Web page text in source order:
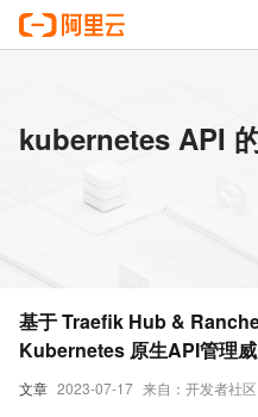
kubernetes API
文章 2023-07-17 来自：开发者社区
基于 Traefik Hub &
Kubernetes 原生API管理